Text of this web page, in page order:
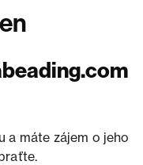
a máte zájem o jeho